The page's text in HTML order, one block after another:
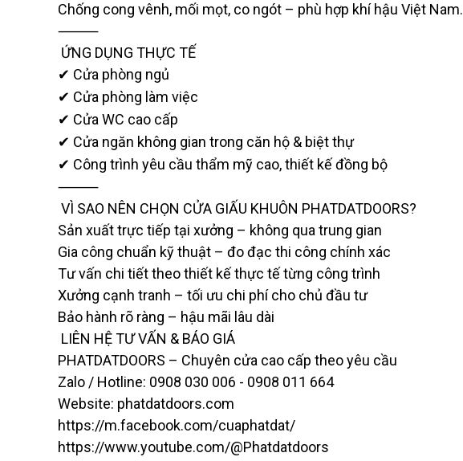
Chống cong vênh, mối mọt, co ngót – phù hợp khí hậu Việt Nam.
⸻
ỨNG DỤNG THỰC TẾ
✔ Cửa phòng ngủ
✔ Cửa phòng làm việc
✔ Cửa WC cao cấp
✔ Cửa ngăn không gian trong căn hộ & biệt thự
✔ Công trình yêu cầu thẩm mỹ cao, thiết kế đồng bộ
⸻
VÌ SAO NÊN CHỌN CỬA GIẤU KHUÔN PHATDATDOORS?
Sản xuất trực tiếp tại xưởng – không qua trung gian
Gia công chuẩn kỹ thuật – đo đạc thi công chính xác
Tư vấn chi tiết theo thiết kế thực tế từng công trình
Xưởng cạnh tranh – tối ưu chi phí cho chủ đầu tư
Bảo hành rõ ràng – hậu mãi lâu dài
LIÊN HỆ TƯ VẤN & BÁO GIÁ
PHATDATDOORS – Chuyên cửa cao cấp theo yêu cầu
Zalo / Hotline: 0908 030 006 - 0908 011 664
Website: phatdatdoors.com
https://m.facebook.com/cuaphatdat/
https://www.youtube.com/@Phatdatdoors